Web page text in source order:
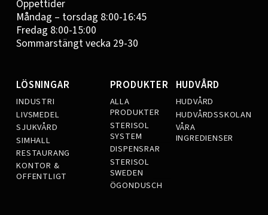
Öppettider
Måndag – torsdag 8:00-16:45
Fredag 8:00-15:00
Sommarstängt vecka 29-30
LÖSNINGAR
INDUSTRI
LIVSMEDEL
SJUKVÅRD
SIMHALL
RESTAURANG
KONTOR &
OFFENTLIGT
PRODUKTER
ALLA
PRODUKTER
STERISOL
SYSTEM
DISPENSRAR
STERISOL
SWEDEN
ÖGONDUSCH
HUDVÅRD
HUDVÅRD
HUDVÅRDSSKOLAN
VÅRA
INGREDIENSER